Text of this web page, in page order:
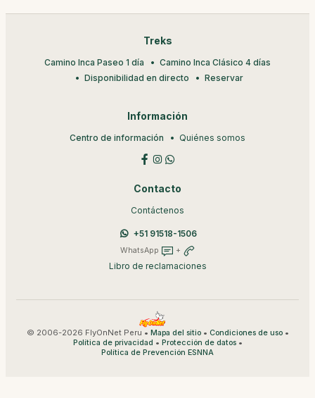
Treks
Camino Inca Paseo 1 día
Camino Inca Clásico 4 días
Disponibilidad en directo
Reservar
Información
Centro de información Quiénes somos
Contacto
Contáctenos
+51 91518-1506
WhatsApp +
Libro de reclamaciones
© 2006-2026 FlyOnNet Peru • Mapa del sitio• Condiciones de uso•
Política de privacidad • Protección de datos•
Política de Prevención ESNNA